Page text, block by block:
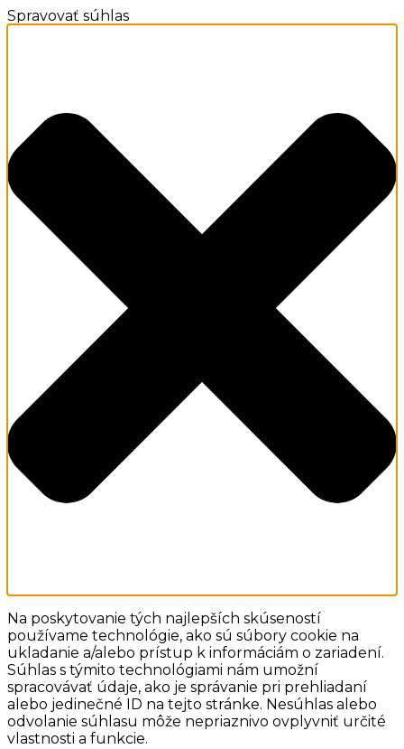
Spravovať súhlas
Na poskytovanie tých najlepších skúseností
používame technológie, ako sú súbory cookie na
ukladanie a/alebo prístup k informáciám o zariadení.
Súhlas s týmito technológiami nám umožní
spracovávať údaje, ako je správanie pri prehliadaní
alebo jedinečné ID na tejto stránke. Nesúhlas alebo
odvolanie súhlasu môže nepriaznivo ovplyvniť určité
vlastnosti a funkcie.